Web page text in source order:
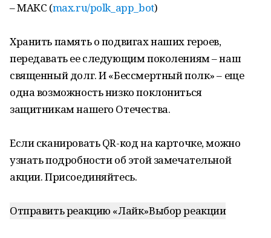
– МАКС (max.ru/polk_app_bot)
Хранить память о подвигах наших героев,
передавать ее следующим поколениям – наш
священный долг. И «Бессмертный полк» – еще
одна возможность низко поклониться
защитникам нашего Отечества.
Если сканировать QR-код на карточке, можно
узнать подробности об этой замечательной
акции. Присоединяйтесь.
Отправить реакцию «Лайк»Выбор реакции